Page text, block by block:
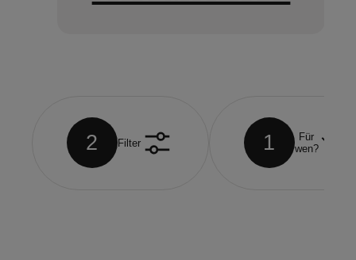
2 Filter 1
Für
wen?